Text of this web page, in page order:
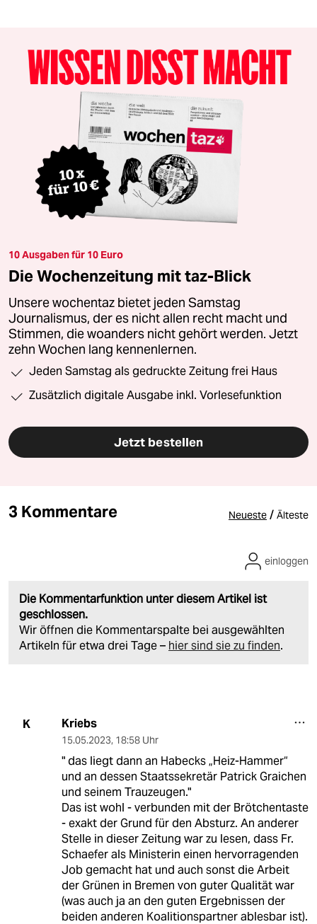
10 Ausgaben für 10 Euro
Die Wochenzeitung mit taz-Blick
Unsere wochentaz bietet jeden Samstag
Journalismus, der es nicht allen recht macht und
Stimmen, die woanders nicht gehört werden. Jetzt
zehn Wochen lang kennenlernen.
Jeden Samstag als gedruckte Zeitung frei Haus
Zusätzlich digitale Ausgabe inkl. Vorlesefunktion
Jetzt bestellen
3 Kommentare Neueste / Älteste
Die Kommentarfunktion unter diesem Artikel ist
geschlossen.
Wir öffnen die Kommentarspalte bei ausgewählten
Artikeln für etwa drei Tage – hier sind sie zu finden.
einloggen
K Kriebs
15.05.2023, 18:58 Uhr
" das liegt dann an Habecks „Heiz-Hammer“
und an dessen Staatssekretär Patrick Graichen
und seinem Trauzeugen."
Das ist wohl - verbunden mit der Brötchentaste
- exakt der Grund für den Absturz. An anderer
Stelle in dieser Zeitung war zu lesen, dass Fr.
Schaefer als Ministerin einen hervorragenden
Job gemacht hat und auch sonst die Arbeit
der Grünen in Bremen von guter Qualität war
(was auch ja an den guten Ergebnissen der
beiden anderen Koalitionspartner ablesbar ist).